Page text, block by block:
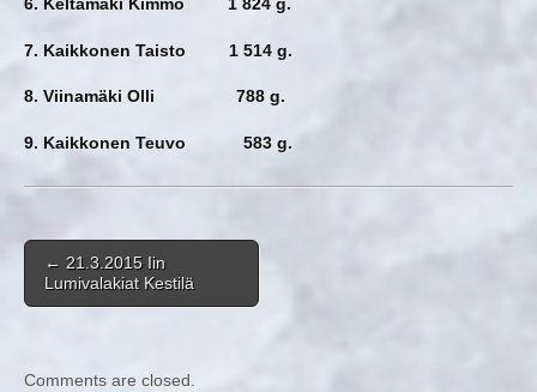
6. Keltamäki Kimmo 1 824 g.
7. Kaikkonen Taisto 1 514 g.
8. Viinamäki Olli 788 g.
9. Kaikkonen Teuvo 583 g.
Post navigation
← 21.3.2015 Iin
Lumivalakiat Kestilä
Comments are closed.